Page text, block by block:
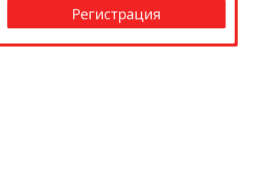
Регистрация